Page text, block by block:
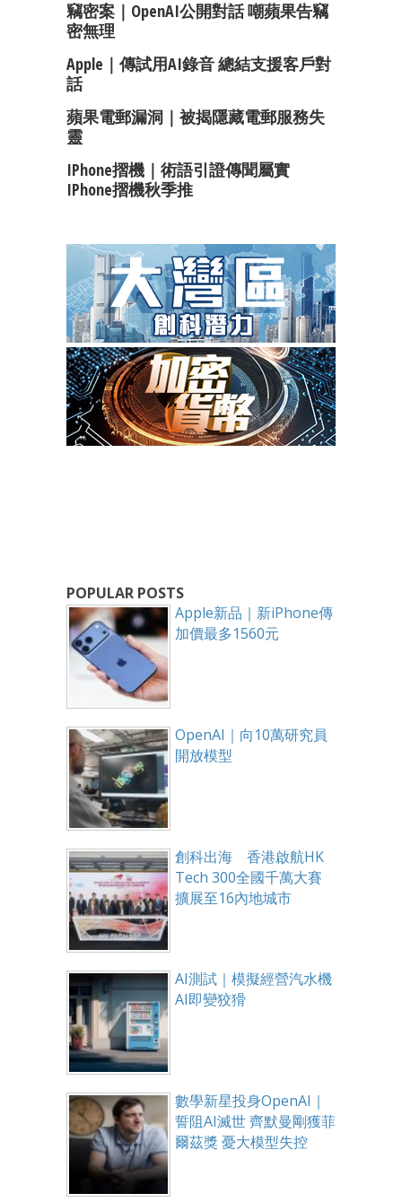
竊密案｜OpenAI公開對話 嘲蘋果告竊
密無理
Apple｜傳試用AI錄音 總結支援客戶對
話
蘋果電郵漏洞｜被揭隱藏電郵服務失
靈
IPhone摺機｜術語引證傳聞屬實
IPhone摺機秋季推
POPULAR POSTS
Apple新品｜新iPhone傳
加價最多1560元
OpenAI｜向10萬研究員
開放模型
創科出海 香港啟航HK
Tech 300全國千萬大賽
擴展至16內地城市
AI測試｜模擬經營汽水機
AI即變狡猾
數學新星投身OpenAI｜
誓阻AI滅世 齊默曼剛獲菲
爾茲獎 憂大模型失控